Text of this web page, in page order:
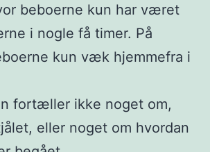
beboerne kun har været
i nogle få timer. På
kun væk hjemmefra i
fortæller ikke noget om,
eller noget om hvordan